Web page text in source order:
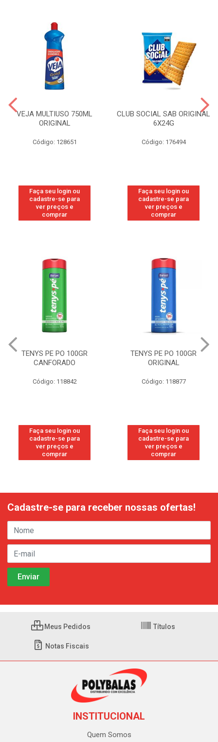
VEJA MULTIUSO 750ML
ORIGINAL
Código: 128651
Faça seu login ou
cadastre-se para
ver preços e
comprar
CLUB SOCIAL SAB ORIGINAL
6X24G
Código: 176494
Faça seu login ou
cadastre-se para
ver preços e
comprar
TENYS PE PO 100GR
CANFORADO
Código: 118842
Faça seu login ou
cadastre-se para
ver preços e
comprar
TENYS PE PO 100GR
ORIGINAL
Código: 118877
Faça seu login ou
cadastre-se para
ver preços e
comprar
Cadastre-se para receber nossas ofertas!
Meus Pedidos Títulos
Notas Fiscais
INSTITUCIONAL
Quem Somos